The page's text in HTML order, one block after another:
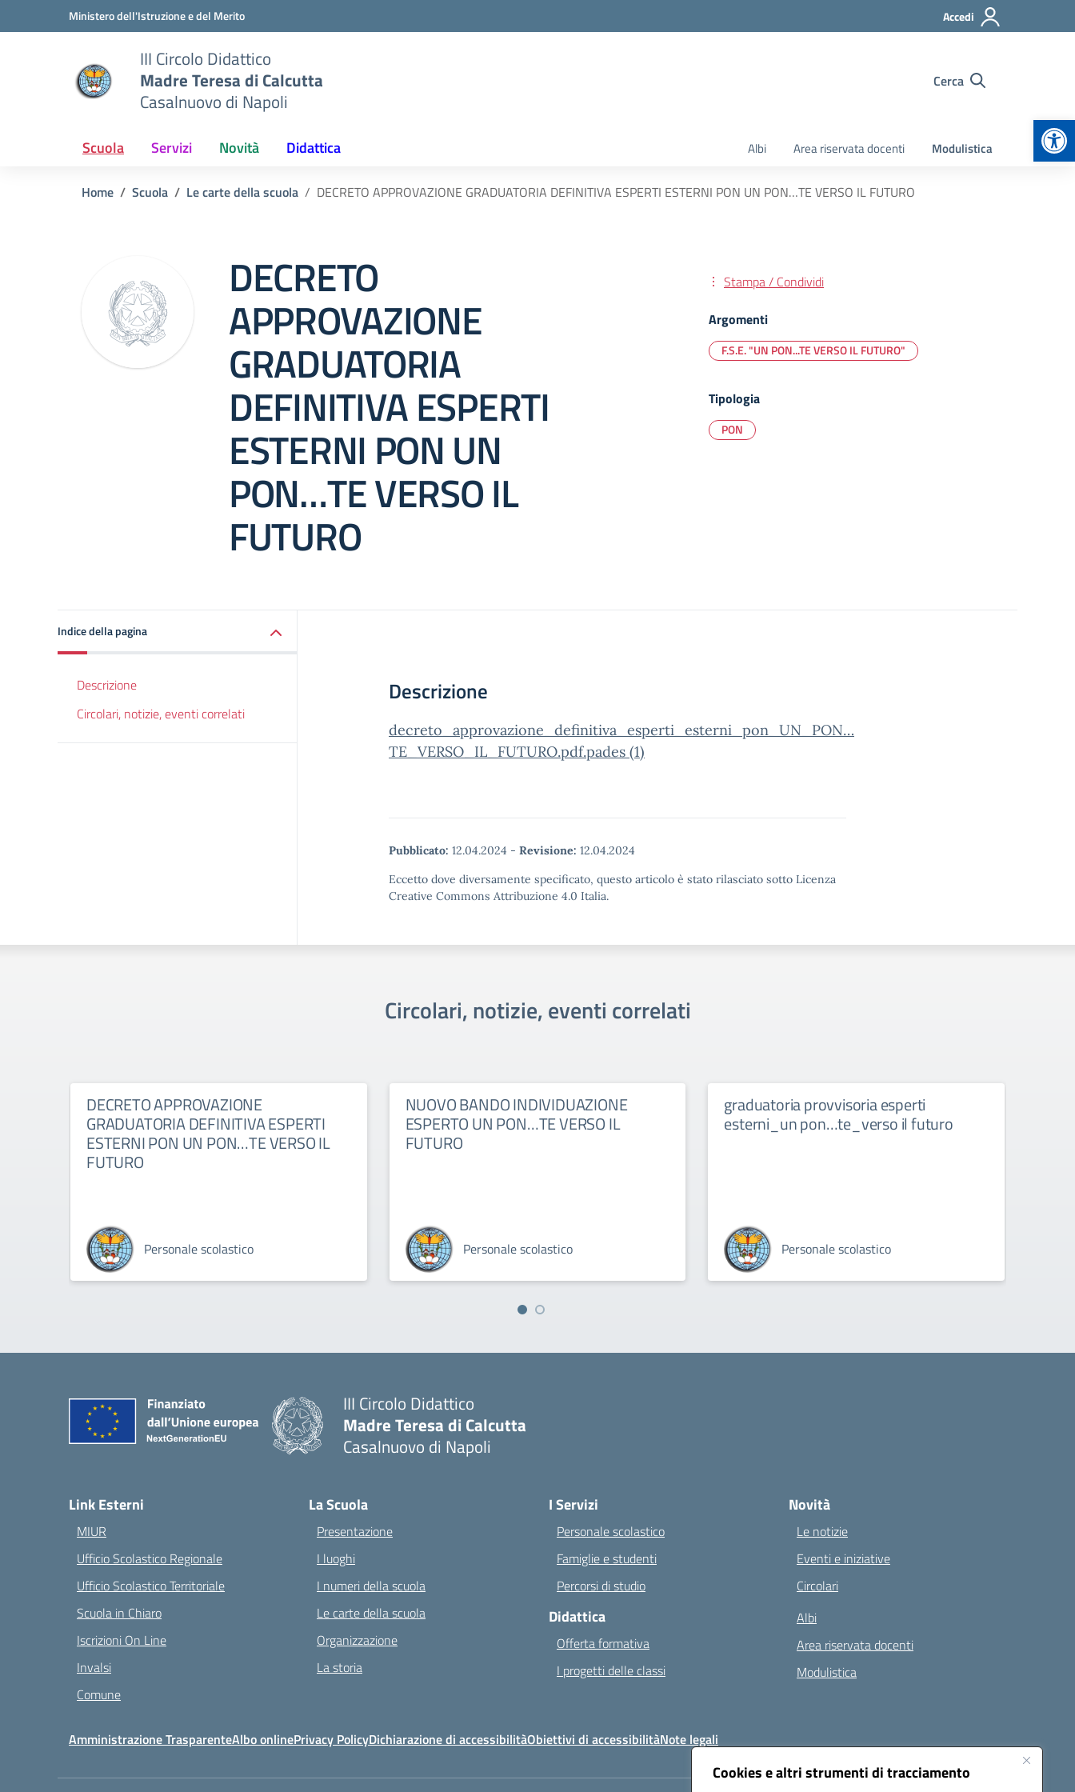
Cookies e altri strumenti di tracciamento
Vai ai contenuti
Vai al menu di navigazioneMinistero dell'Istruzione e del Merito Accedi
III Circolo Didattico
Madre Teresa di Calcutta
Casalnuovo di Napoli
Cerca
Scuola Servizi Novità Didattica Albi Area riservata docenti Modulistica
Home Scuola Le carte della scuola DECRETO APPROVAZIONE GRADUATORIA DEFINITIVA ESPERTI ESTERNI PON UN PON…TE VERSO IL FUTURO
DECRETO
APPROVAZIONE
GRADUATORIA
DEFINITIVA ESPERTI
ESTERNI PON UN
PON…TE VERSO IL
FUTURO
Stampa / Condividi
Argomenti
F.S.E. "UN PON...TE VERSO IL FUTURO"
Tipologia
PON
Indice della pagina
Descrizione
Circolari, notizie, eventi correlati
Descrizione
decreto_approvazione_definitiva_esperti_esterni_pon_UN_PON…
TE_VERSO_IL_FUTURO.pdf.pades (1)
Pubblicato: 12.04.2024 - Revisione: 12.04.2024
Eccetto dove diversamente specificato, questo articolo è stato rilasciato sotto Licenza
Creative Commons Attribuzione 4.0 Italia.
Circolari, notizie, eventi correlati
DECRETO APPROVAZIONE
GRADUATORIA DEFINITIVA ESPERTI
ESTERNI PON UN PON…TE VERSO IL
FUTURO
Personale scolastico
NUOVO BANDO INDIVIDUAZIONE
ESPERTO UN PON…TE VERSO IL
FUTURO
Personale scolastico
graduatoria provvisoria esperti
esterni_un pon…te_verso il futuro
Personale scolastico
III Circolo Didattico
Madre Teresa di Calcutta
Casalnuovo di Napoli
Link Esterni
MIUR
Ufficio Scolastico Regionale
Ufficio Scolastico Territoriale
Scuola in Chiaro
Iscrizioni On Line
Invalsi
Comune
La Scuola
Presentazione
I luoghi
I numeri della scuola
Le carte della scuola
Organizzazione
La storia
I Servizi
Personale scolastico
Famiglie e studenti
Percorsi di studio
Didattica
Offerta formativa
I progetti delle classi
Novità
Le notizie
Eventi e iniziative
Circolari
Albi
Area riservata docenti
Modulistica
Amministrazione TrasparenteAlbo onlinePrivacy PolicyDichiarazione di accessibilitàObiettivi di accessibilitàNote legali